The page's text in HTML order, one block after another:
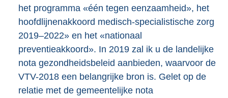
het programma «één tegen eenzaamheid», het
hoofdlijnenakkoord medisch-specialistische zorg
2019–2022» en het «nationaal
preventieakkoord». In 2019 zal ik u de landelijke
nota gezondheidsbeleid aanbieden, waarvoor de
VTV-2018 een belangrijke bron is. Gelet op de
relatie met de gemeentelijke nota